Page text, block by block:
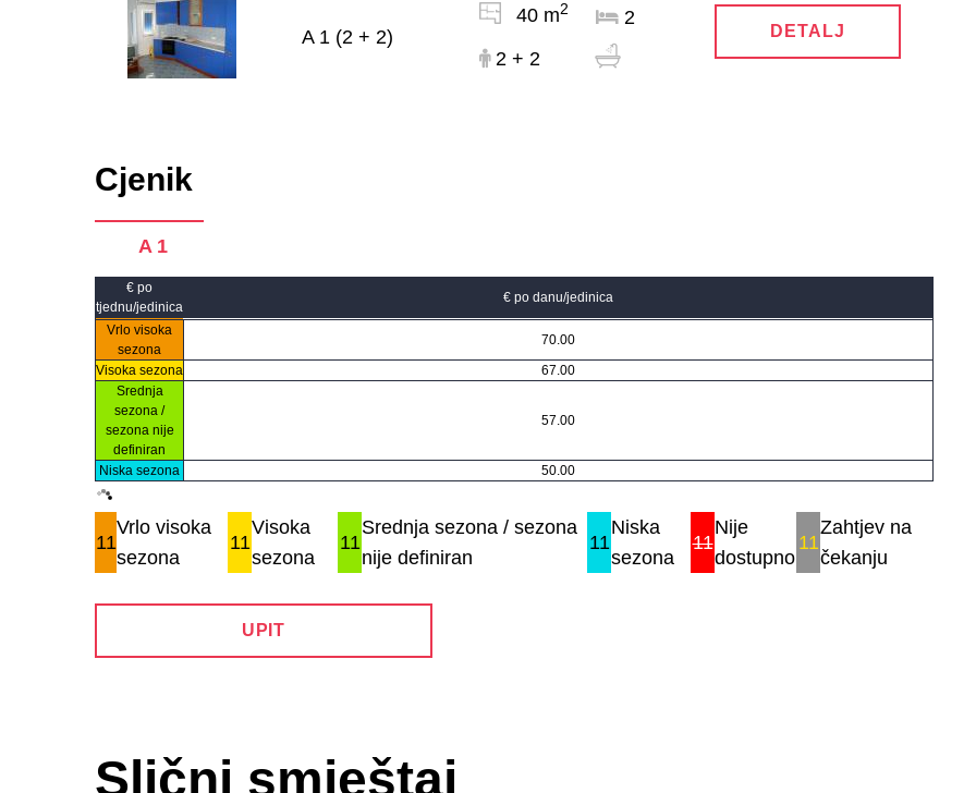
A 1 (2 + 2)
40 m2
2 + 2
2
DETALJ
Cjenik
A 1
€ po
tjednu/jedinica
€ po danu/jedinica
Vrlo visoka
sezona
70.00
Visoka sezona
67.00
Srednja
sezona /
sezona nije
definiran
57.00
Niska sezona 50.00
11
Vrlo visoka
sezona
11
Visoka
sezona
11
Srednja sezona / sezona
nije definiran
11
Niska
sezona
11
Nije
dostupno
11
Zahtjev na
čekanju
UPIT
Slični smještaj